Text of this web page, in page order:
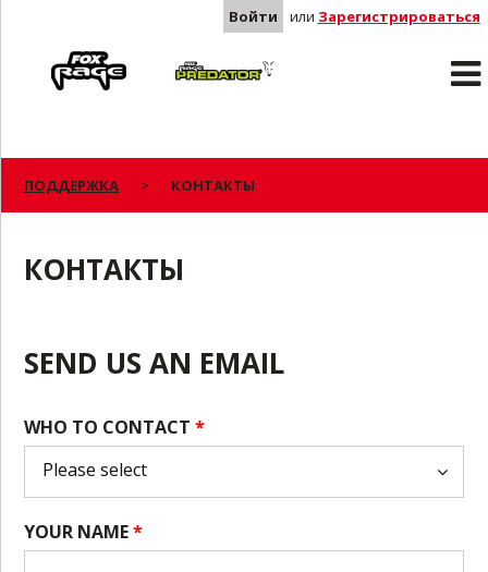
Войти или Зарегистрироваться
Predator
ПОДДЕРЖКА КОНТАКТЫ
КОНТАКТЫ
SEND US AN EMAIL
WHO TO CONTACT*
YOUR NAME*